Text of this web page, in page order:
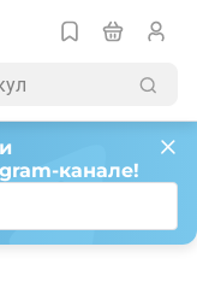
канале!